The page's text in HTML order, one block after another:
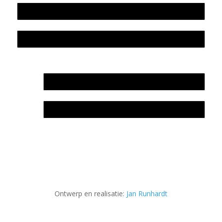
Ontwerp en realisatie: Jan Runhardt